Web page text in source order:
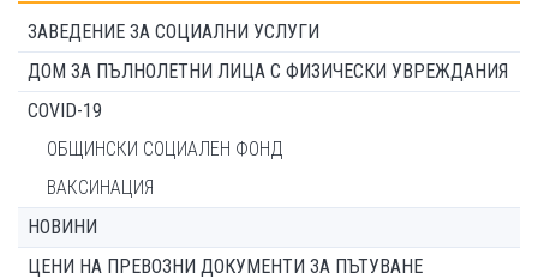
ЗАВЕДЕНИЕ ЗА СОЦИАЛНИ УСЛУГИ
ДОМ ЗА ПЪЛНОЛЕТНИ ЛИЦА С ФИЗИЧЕСКИ УВРЕЖДАНИЯ
COVID-19
ОБЩИНСКИ СОЦИАЛЕН ФОНД
ВАКСИНАЦИЯ
НОВИНИ
ЦЕНИ НА ПРЕВОЗНИ ДОКУМЕНТИ ЗА ПЪТУВАНЕ